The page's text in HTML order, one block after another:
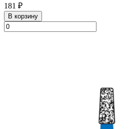
181 ₽
В корзину